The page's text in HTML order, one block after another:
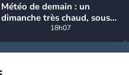
Météo de demain : un
dimanche très chaud, sous
la menace de quelques
orages
18h07